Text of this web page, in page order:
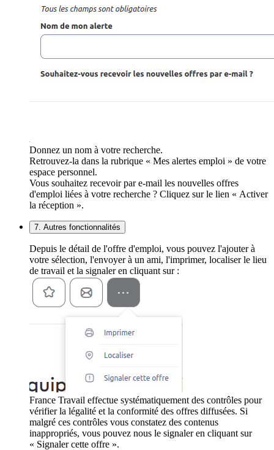
Donnez un nom à votre recherche.
Retrouvez-la dans la rubrique « Mes alertes emploi » de votre
espace personnel.
Vous souhaitez recevoir par e-mail les nouvelles offres
d'emploi liées à votre recherche ? Cliquez sur le lien « Activer
la réception ».
7. Autres fonctionnalités
Depuis le détail de l'offre d'emploi, vous pouvez l'ajouter à
votre sélection, l'envoyer à un ami, l'imprimer, localiser le lieu
de travail et la signaler en cliquant sur :
France Travail effectue systématiquement des contrôles pour
vérifier la légalité et la conformité des offres diffusées. Si
malgré ces contrôles vous constatez des contenus
inappropriés, vous pouvez nous le signaler en cliquant sur
« Signaler cette offre ».